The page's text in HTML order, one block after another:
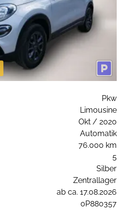
Pkw
Limousine
Okt / 2020
Automatik
76.000 km
5
Silber
Zentrallager
ab ca. 17.08.2026
0P880357